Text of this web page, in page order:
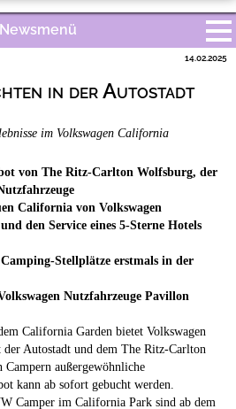
Newsmenü
& Caravan
Touristik
in der Autostadt
14.02.2025
im Volkswagen California
von The Ritz-Carlton Wolfsburg, der
California von Volkswagen
den Service eines 5-Sterne Hotels
Stellplätze erstmals in der
Nutzfahrzeuge Pavillon
California Garden bietet Volkswagen
Autostadt und dem The Ritz-Carlton
außergewöhnliche
kann ab sofort gebucht werden.
Camper im California Park sind ab dem